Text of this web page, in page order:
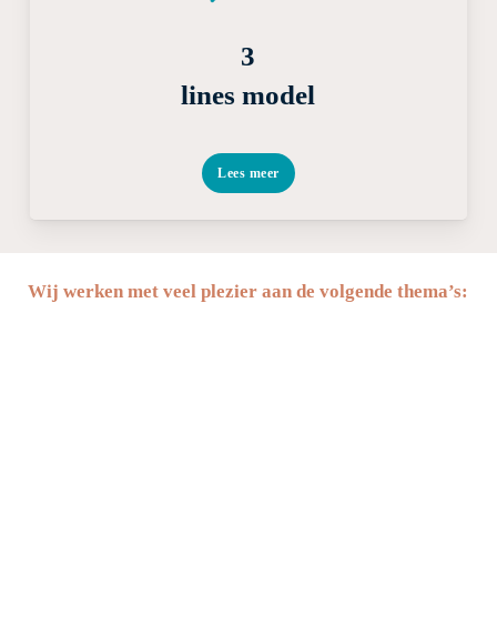
3
lines model
Lees meer
Wij werken met veel plezier aan de volgende thema’s: